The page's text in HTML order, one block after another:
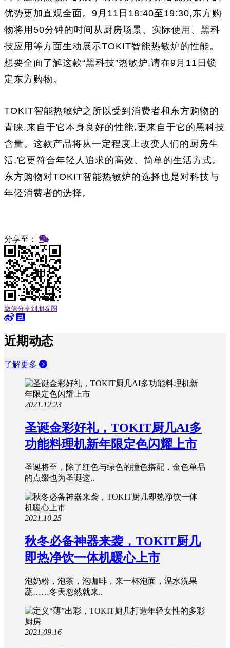
优势更加直观全面。9月11日18:40至19:30,东方购
物将用50分钟的时间从厨房场景、实际使用、黑科
技应用等方面生动展示TOKIT智能热敏炉的性能。
想要全面了解这款“黑科技”热敏炉,请在9月11日锁
定东方购物。
TOKIT智能热敏炉之所以受到消费者和东方购物的
青睐,来自于它本身良好的性能,更来自于它的黑科技
含量。这款产品将从一定程度上改变人们的厨房生
活,它更符合年轻人追求的高效、简单的生活方式。
东方购物对TOKIT智能热敏炉的选择也是对科技与
年轻消费者的选择。
分享至：
微信分享到朋友圈
近期动态
了解更多
2021.12.23
圣诞金彩好礼，TOKIT厨几AI多
功能料理机新年限定色闪耀上市
圣诞将至，除了红色与绿色的撞色搭配，金色单品
的点缀也为圣诞这..
2021.10.25
秋冬必备神器来袭，TOKIT厨几
即热净饮一体机暖心上市
泡奶粉，泡茶，泡咖啡，来一杯泡面，温水洗果
蔬……冬天忽然就来..
2021.09.16